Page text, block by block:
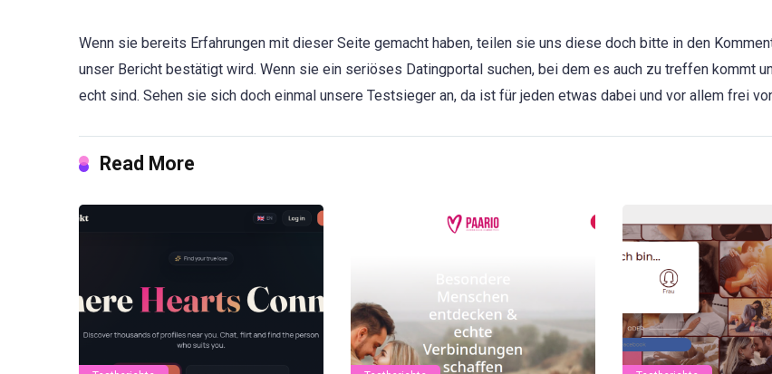
Wenn sie bereits Erfahrungen mit dieser Seite gemacht haben, teilen sie uns diese doch bitte in den
unser Bericht bestätigt wird. Wenn sie ein seriöses Datingportal suchen, bei dem es auch zu treffen kommt
echt sind. Sehen sie sich doch einmal unsere Testsieger an, da ist für jeden etwas dabei und vor allem frei
Read More